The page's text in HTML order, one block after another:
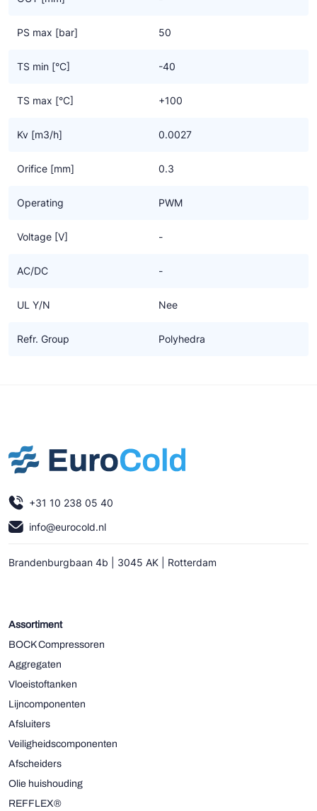
- Serie 9300 (type HF2),
- Serie 9360 (type HF4).
PS max [bar] 50
TS min [°C] -40
TS max [°C] +100
Kv [m3/h] 0.0027
Orifice [mm] 0.3
Operating PWM
Voltage [V] -
AC/DC -
UL Y/N Nee
Refr. Group Polyhedra
+31 10 238 05 40
info@eurocold.nl
Brandenburgbaan 4b | 3045 AK | Rotterdam
Assortiment
BOCK Compressoren
Aggregaten
Vloeistoftanken
Lijncomponenten
Afsluiters
Veiligheidscomponenten
Afscheiders
Olie huishouding
REFFLEX®